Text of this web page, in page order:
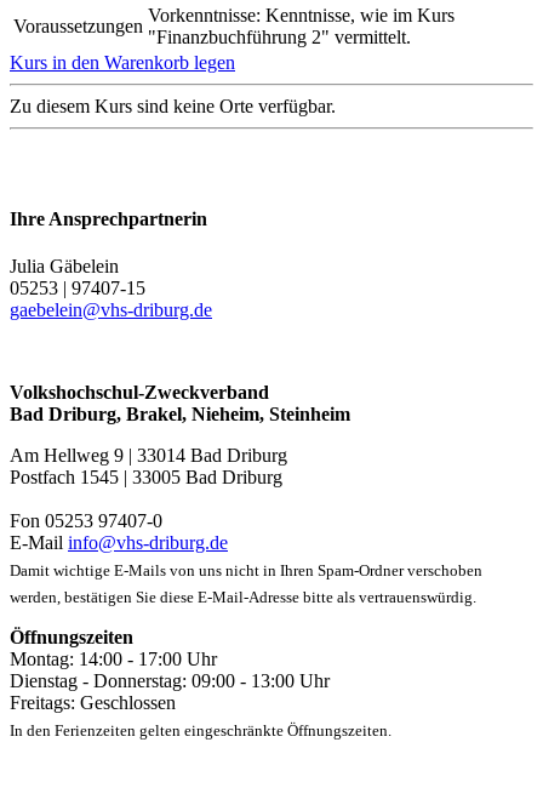
Voraussetzungen
Vorkenntnisse: Kenntnisse, wie im Kurs
"Finanzbuchführung 2" vermittelt.
Kurs in den Warenkorb legen
Zu diesem Kurs sind keine Orte verfügbar.
Ihre Ansprechpartnerin
Julia Gäbelein
05253 | 97407-15
gaebelein@vhs-driburg.de
Volkshochschul-Zweckverband
Bad Driburg, Brakel, Nieheim, Steinheim
Am Hellweg 9 | 33014 Bad Driburg
Postfach 1545 | 33005 Bad Driburg
Fon 05253 97407-0
E-Mail info@vhs-driburg.de
Damit wichtige E-Mails von uns nicht in Ihren Spam-Ordner verschoben
werden, bestätigen Sie diese E-Mail-Adresse bitte als vertrauenswürdig.
Öffnungszeiten
Montag: 14:00 - 17:00 Uhr
Dienstag - Donnerstag: 09:00 - 13:00 Uhr
Freitags: Geschlossen
In den Ferienzeiten gelten eingeschränkte Öffnungszeiten.